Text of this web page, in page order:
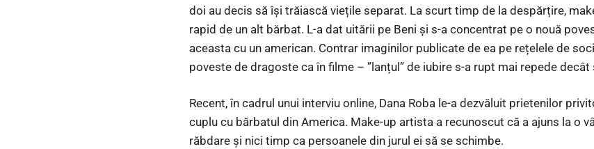
doi au decis să își trăiască viețile separat. La scurt timp de la despărțire,
rapid de un alt bărbat. L-a dat uitării pe Beni și s-a concentrat pe o nouă
aceasta cu un american. Contrar imaginilor publicate de ea pe rețelele de
poveste de dragoste ca în filme – ”lanțul” de iubire s-a rupt mai repede
Recent, în cadrul unui interviu online, Dana Roba le-a dezvăluit prietenilor
cuplu cu bărbatul din America. Make-up artista a recunoscut că a ajuns la o
răbdare și nici timp ca persoanele din jurul ei să se schimbe.